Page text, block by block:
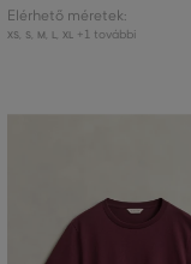
Elérhető méretek:
XS, S, M L XL +1 további